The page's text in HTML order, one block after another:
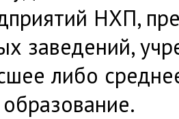
НХП,
заведений,
либо